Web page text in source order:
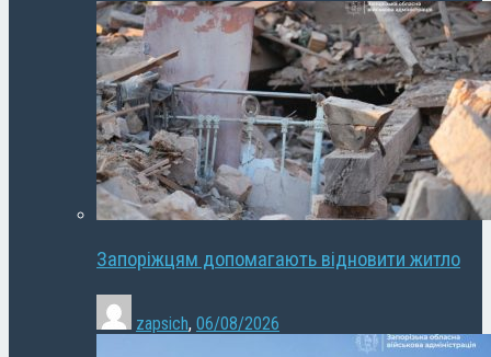
Запоріжцям допомагають відновити житло
zapsich, 06/08/2026